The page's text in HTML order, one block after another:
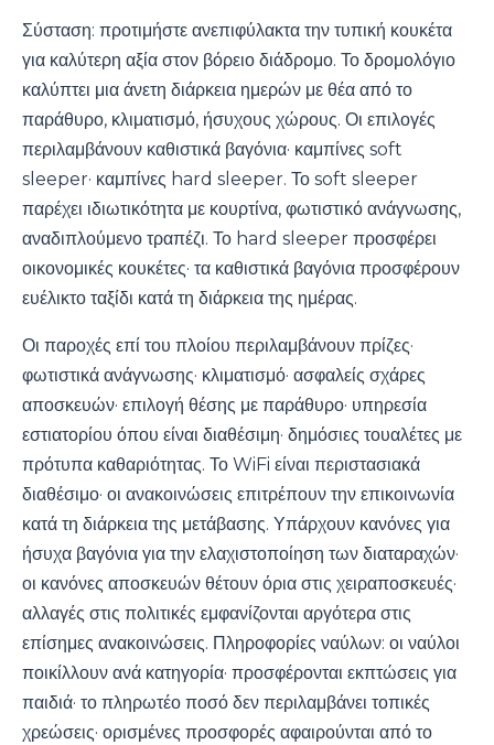
Σύσταση: προτιμήστε ανεπιφύλακτα την τυπική κουκέτα
για καλύτερη αξία στον βόρειο διάδρομο. Το δρομολόγιο
καλύπτει μια άνετη διάρκεια ημερών με θέα από το
παράθυρο, κλιματισμό, ήσυχους χώρους. Οι επιλογές
περιλαμβάνουν καθιστικά βαγόνια· καμπίνες soft
sleeper· καμπίνες hard sleeper. Το soft sleeper
παρέχει ιδιωτικότητα με κουρτίνα, φωτιστικό ανάγνωσης,
αναδιπλούμενο τραπέζι. Το hard sleeper προσφέρει
οικονομικές κουκέτες· τα καθιστικά βαγόνια προσφέρουν
ευέλικτο ταξίδι κατά τη διάρκεια της ημέρας.
Οι παροχές επί του πλοίου περιλαμβάνουν πρίζες·
φωτιστικά ανάγνωσης· κλιματισμό· ασφαλείς σχάρες
αποσκευών· επιλογή θέσης με παράθυρο· υπηρεσία
εστιατορίου όπου είναι διαθέσιμη· δημόσιες τουαλέτες με
πρότυπα καθαριότητας. Το WiFi είναι περιστασιακά
διαθέσιμο· οι ανακοινώσεις επιτρέπουν την επικοινωνία
κατά τη διάρκεια της μετάβασης. Υπάρχουν κανόνες για
ήσυχα βαγόνια για την ελαχιστοποίηση των διαταραχών·
οι κανόνες αποσκευών θέτουν όρια στις χειραποσκευές·
αλλαγές στις πολιτικές εμφανίζονται αργότερα στις
επίσημες ανακοινώσεις. Πληροφορίες ναύλων: οι ναύλοι
ποικίλλουν ανά κατηγορία· προσφέρονται εκπτώσεις για
παιδιά· το πληρωτέο ποσό δεν περιλαμβάνει τοπικές
χρεώσεις· ορισμένες προσφορές αφαιρούνται από το